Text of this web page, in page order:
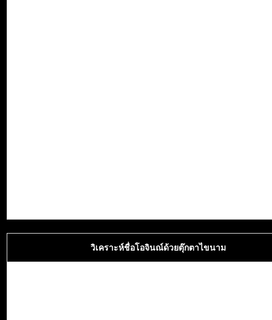
วิเคราะห์ชื่อโอจินณ์ด้วยตุ๊กตาไขนาม